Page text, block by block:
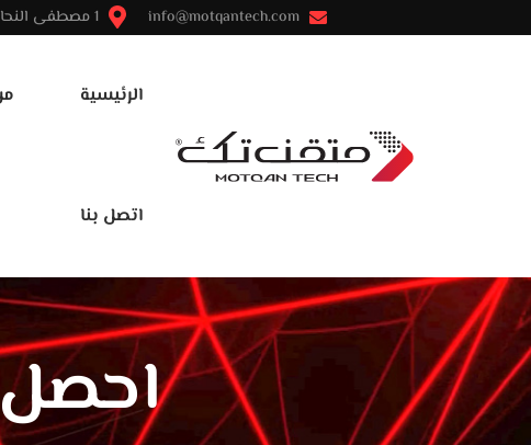
info@motqantech.com
الرئيسية
اتصل بنا
احصل